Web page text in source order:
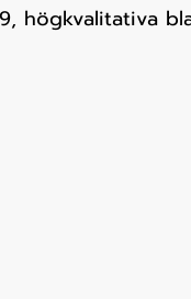
högkvalitativa